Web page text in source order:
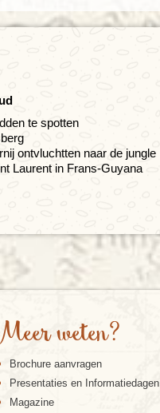
te spotten
ontvluchtten naar de jungle
Laurent in Frans-Guyana
weten?
Brochure aanvragen
Presentaties en Informatiedagen
Magazine